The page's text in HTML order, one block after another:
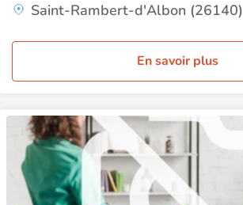
Saint-Rambert-d'Albon (26140)
En savoir plus